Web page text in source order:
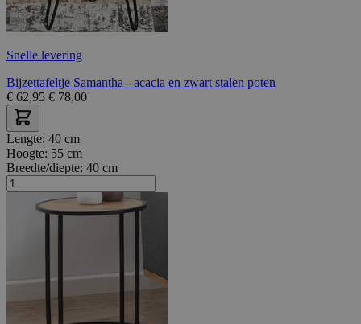
Snelle levering
Bijzettafeltje Samantha - acacia en zwart stalen poten
€ 62,95 € 78,00
Lengte: 40 cm
Hoogte: 55 cm
Breedte/diepte: 40 cm